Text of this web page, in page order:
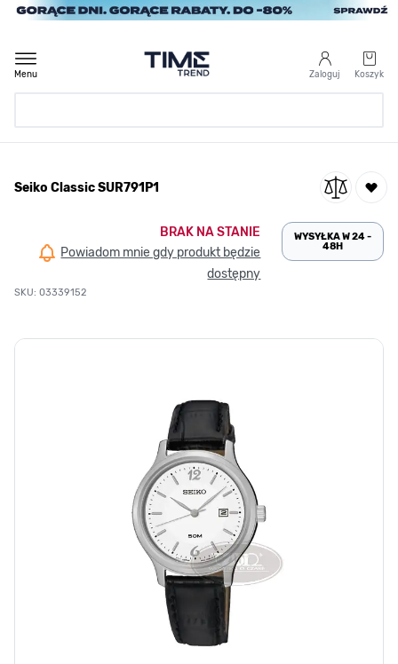
Przejdź do treści
Zaloguj Koszyk
Menu
/
Seiko Classic SUR791P1
Seiko Classic SUR791P1
BRAK NA STANIE
Powiadom mnie gdy produkt będzie
dostępny
SKU: 03339152
WYSYŁKA W 24 -
48H